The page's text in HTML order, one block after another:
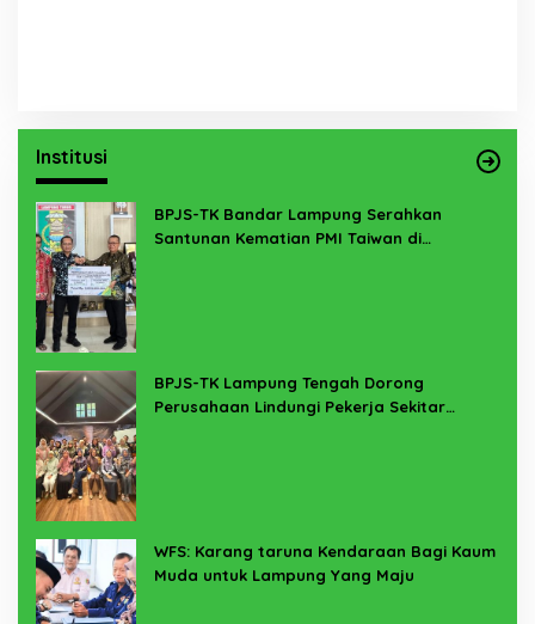
Institusi
BPJS-TK Bandar Lampung Serahkan
Santunan Kematian PMI Taiwan di
BPJS-TK Lampung Tengah Dorong
Perusahaan Lindungi Pekerja Sekitar
WFS: Karang taruna Kendaraan Bagi Kaum
Muda untuk Lampung Yang Maju